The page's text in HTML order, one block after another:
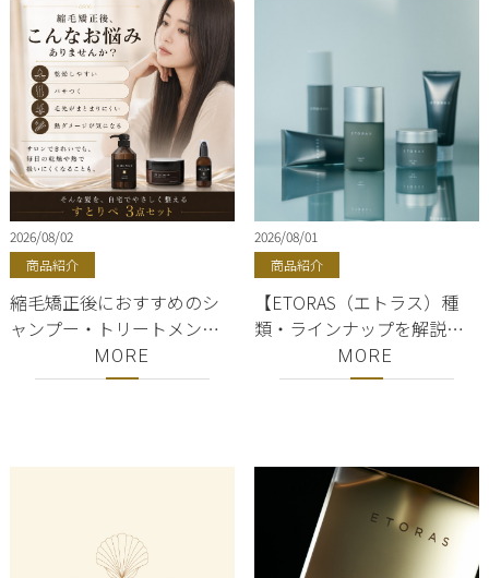
2026/08/02
商品紹介
縮毛矯正後におすすめのシ
ャンプー・トリートメン
ト・ヘアミルク｜銀座
ShellBear すとりぺ3点セッ
MORE
2026/08/01
商品紹介
【ETORAS（エトラス）種
類・ラインナップを解説】
銀座・有楽町・東京駅｜バ
ーム・ワックス・クリー
MORE